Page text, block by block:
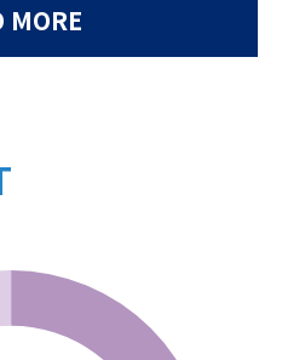
MORE